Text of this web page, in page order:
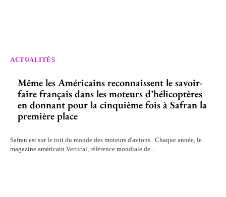
ACTUALITÉS
Même les Américains reconnaissent le savoir-
faire français dans les moteurs d’hélicoptères
en donnant pour la cinquième fois à Safran la
première place
Safran est sur le toit du monde des moteurs d'avions. Chaque année, le
magazine américain Vertical, référence mondiale de...